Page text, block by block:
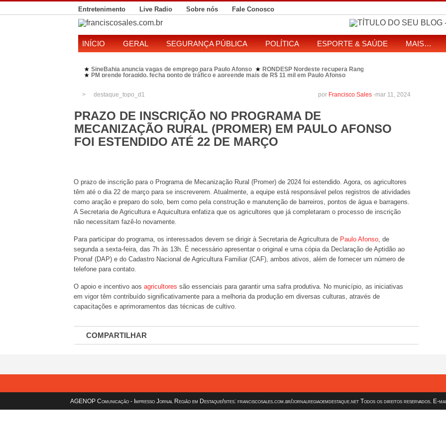
Entretenimento Live Radio Sobre nós Fale Conosco
INÍCIO GERAL SEGURANÇA PÚBLICA POLÍTICA ESPORTE & SAÚDE MAIS…
★ SineBahia anuncia vagas de emprego para Paulo Afonso ★ RONDESP Nordeste recupera Range Rover com restrição por
★ PM prende foragido, fecha ponto de tráfico e apreende mais de R$ 11 mil em Paulo Afonso
destaque_topo_d1 mar 11, 2024
por Francisco Sales -
PRAZO DE INSCRIÇÃO NO PROGRAMA DE
MECANIZAÇÃO RURAL (PROMER) EM PAULO AFONSO
FOI ESTENDIDO ATÉ 22 DE MARÇO
O prazo de inscrição para o Programa de Mecanização Rural (Promer) de 2024 foi estendido. Agora, os agricultores
têm até o dia 22 de março para se inscreverem. Atualmente, a equipe está responsável pelos registros de atividades
como aração e preparo do solo, bem como pela construção e manutenção de barreiros, pontos de água e barragens.
A Secretaria de Agricultura e Aquicultura enfatiza que os agricultores que já completaram o processo de inscrição
não necessitam fazê-lo novamente.
Para participar do programa, os interessados devem se dirigir à Secretaria de Agricultura de Paulo Afonso, de
segunda a sexta-feira, das 7h às 13h. É necessário apresentar o original e uma cópia da Declaração de Aptidão ao
Pronaf (DAP) e do Cadastro Nacional de Agricultura Familiar (CAF), ambos ativos, além de fornecer um número de
telefone para contato.
O apoio e incentivo aosagricultores são essenciais para garantir uma safra produtiva. No município, as iniciativas
em vigor têm contribuído significativamente para a melhoria da produção em diversas culturas, através de
capacitações e aprimoramentos das técnicas de cultivo.
COMPARTILHAR
AGENOP Comunicação - Impresso Jornal Região em Destaque/sites: franciscosales.com.br/jornalregiaoemdestaque.net Todos os direitos reservados. E-